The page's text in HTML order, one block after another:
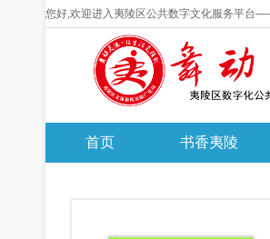
您好,欢迎进入夷陵区公共数字文化服务平台
首页 书香夷陵